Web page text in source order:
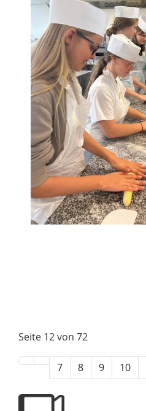
Seite 12 von 72
7 8 9 10